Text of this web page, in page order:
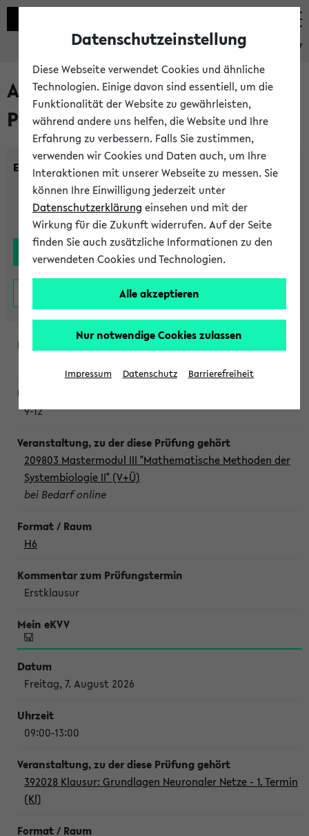
eKVV
Alle noch stattfindenden
Prüfungen
Einrichtung:
9-12
209803 Mastermodul III "Mathematische Methoden der
Systembiologie II" (V+Ü)
bei Bedarf online
H6
Erstklausur
Freitag, 7. August 2026
09:00-13:00
392028 Klausur: Grundlagen Neuronaler Netze - 1. Termin
(Kl)
Datenschutzeinstellung
Diese Webseite verwendet Cookies und ähnliche
Technologien. Einige davon sind essentiell, um die
Funktionalität der Website zu gewährleisten,
während andere uns helfen, die Website und Ihre
Erfahrung zu verbessern. Falls Sie zustimmen,
verwenden wir Cookies und Daten auch, um Ihre
Interaktionen mit unserer Webseite zu messen. Sie
können Ihre Einwilligung jederzeit unter
Datenschutzerklärung einsehen und mit der
Wirkung für die Zukunft widerrufen. Auf der Seite
finden Sie auch zusätzliche Informationen zu den
verwendeten Cookies und Technologien.
Alle akzeptieren
Nur notwendige Cookies zulassen
Impressum Datenschutz Barrierefreiheit